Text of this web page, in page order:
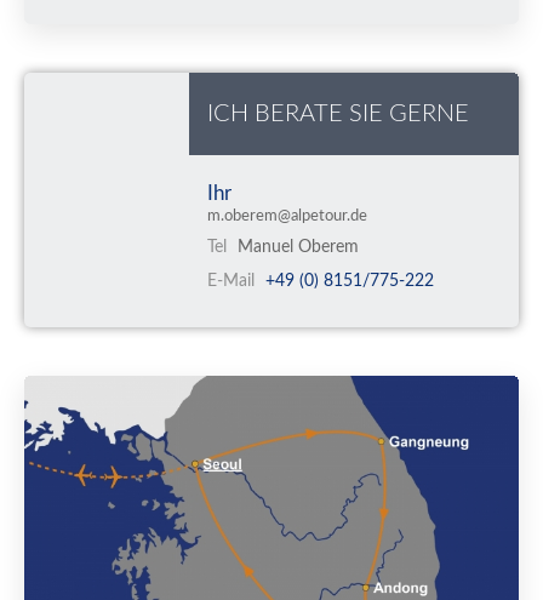
ICH BERATE SIE GERNE
Ihr
m.oberem@alpetour.de
Tel
Manuel Oberem
E-Mail
+49 (0) 8151/775-222